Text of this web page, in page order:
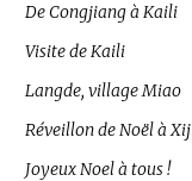
De Congjiang à Kaili
Visite de Kaili
Langde, village Miao
Réveillon de Noël à
Joyeux Noel à tous !